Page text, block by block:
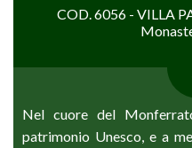
COD. 6056 - VILLA
Nel cuore del
patrimonio Unesco, e a